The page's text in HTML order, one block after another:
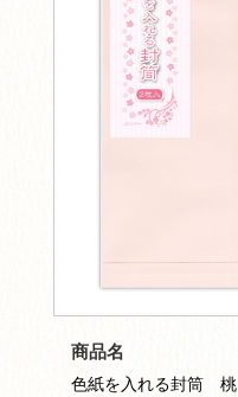
商品名
色紙を入れる封筒 桃